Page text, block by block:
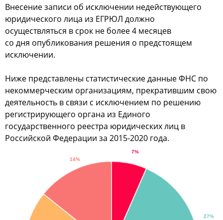
Внесение записи об исключении недействующего
юридического лица из ЕГРЮЛ должно
осуществляться в срок не более 4 месяцев
со дня опубликования решения о предстоящем
исключении.
Ниже представлены статистические данные ФНС по
некоммерческим организациям, прекратившим свою
деятельность в связи с исключением по решению
регистрирующего органа из Единого
государственного реестра юридических лиц в
Российской Федерации за 2015-2020 года.
7%
27%
14%